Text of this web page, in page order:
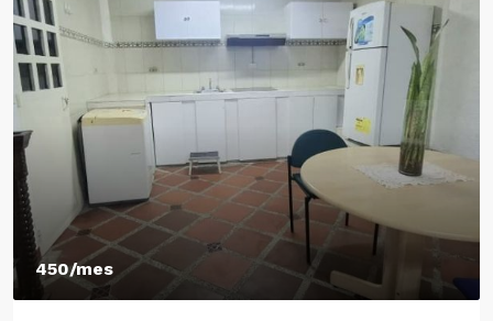
450/mes